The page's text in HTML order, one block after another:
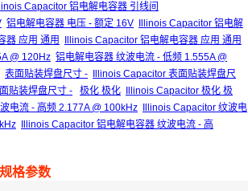
Illinois Capacitor 铝电解电容器 引线间
铝电解电容器 电压 - 额定 16V
Illinois Capacitor 铝电解
器 应用 通用
Illinois Capacitor 铝电解电容器 应用 通用
@ 120Hz 铝电解电容器 纹波电流 - 低频 1.555A @
表面贴装焊盘尺寸 -
Illinois Capacitor 表面贴装焊盘尺
贴装焊盘尺寸 - 极化 极化
Illinois Capacitor 极化 极
电流 - 高频 2.177A @ 100kHz
Illinois Capacitor 纹波电
Illinois Capacitor 铝电解电容器 纹波电流 - 高
格参数